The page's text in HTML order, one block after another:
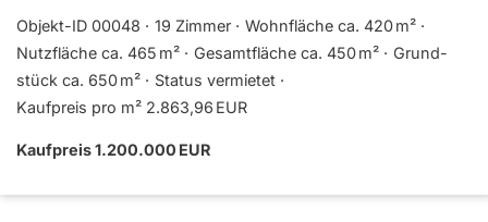
Objekt-ID 00048 19 Zimmer
Wohnfläche ca. 420 m²
Nutzfläche ca. 465 m²
Gesamtfläche ca. 450 m²
Grund­
stück ca. 650 m²
Status vermietet
Kaufpreis pro m² 2.863,96 EUR
Kaufpreis 1.200.000 EUR